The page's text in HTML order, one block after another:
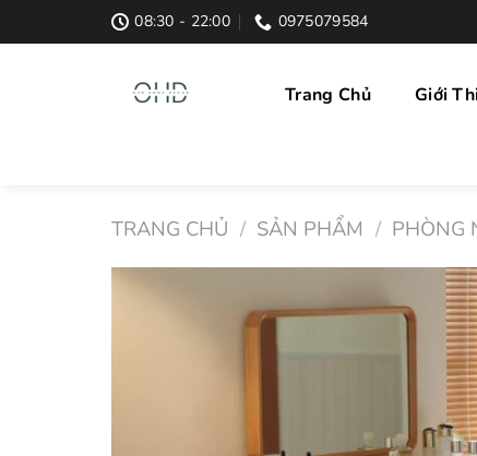
to
08:30 - 22:00 0975079584
Trang Chủ Giới
TRANG CHỦ / SẢN PHẨM / PHÒNG